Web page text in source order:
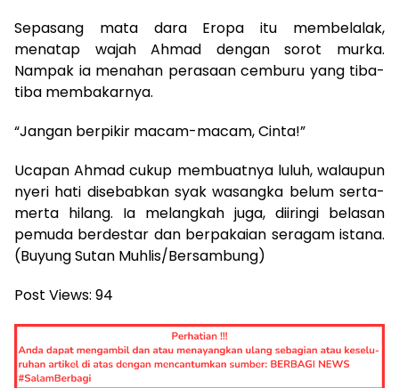
Sepasang mata dara Eropa itu membelalak,
menatap wajah Ahmad dengan sorot murka.
Nampak ia menahan perasaan cemburu yang tiba-
tiba membakarnya.
“Jangan berpikir macam-macam, Cinta!”
Ucapan Ahmad cukup membuatnya luluh, walaupun
nyeri hati disebabkan syak wasangka belum serta-
merta hilang. Ia melangkah juga, diiringi belasan
pemuda berdestar dan berpakaian seragam istana.
(Buyung Sutan Muhlis/Bersambung)
Post Views: 94